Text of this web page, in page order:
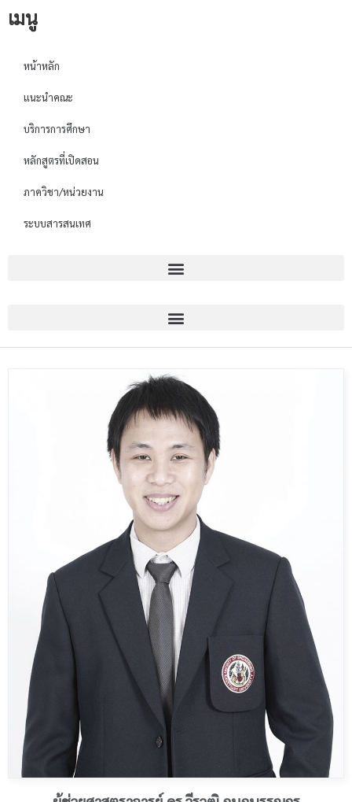
เมนู
หน้าหลัก
แนะนำคณะ
บริการการศึกษา
หลักสูตรที่เปิดสอน
ภาควิชา/หน่วยงาน
ระบบสารสนเทศ